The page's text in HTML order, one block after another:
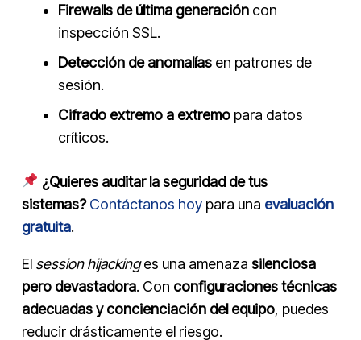
Firewalls de última generación con
inspección SSL.
Detección de anomalías en patrones de
sesión.
Cifrado extremo a extremo para datos
críticos.
¿Quieres auditar la seguridad de tus
sistemas? Contáctanos hoy para una evaluación
gratuita.
El session hijackinges una amenaza silenciosa
pero devastadora. Con configuraciones técnicas
adecuadas y concienciación del equipo, puedes
reducir drásticamente el riesgo.